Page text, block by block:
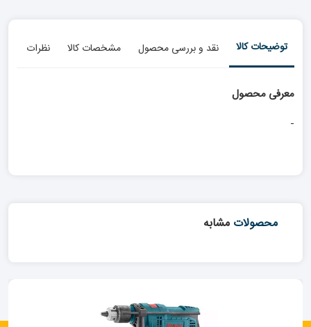
توضیحات کالا نقد و بررسی محصول مشخصات کالا نظرات
معرفی محصول
-
محصولات مشابه